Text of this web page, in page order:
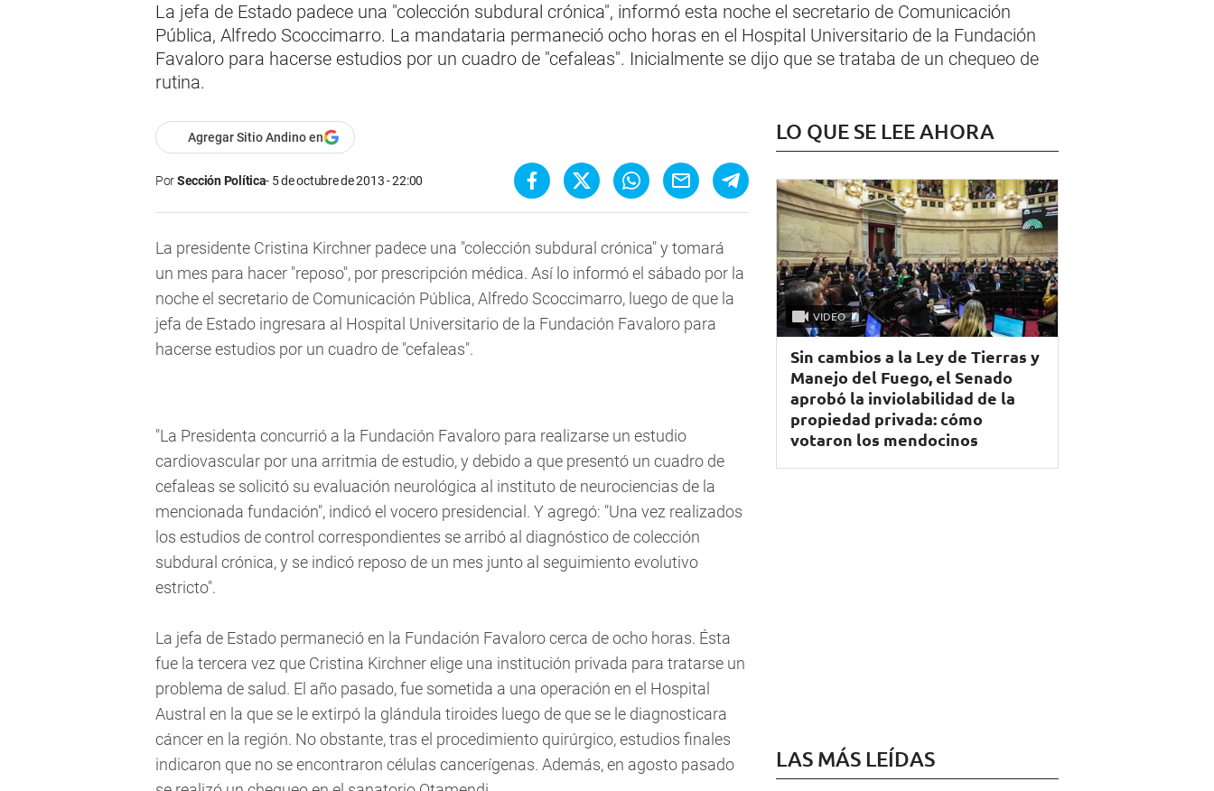
La jefa de Estado padece una "colección subdural crónica", informó esta noche el secretario de Comunicación
Pública, Alfredo Scoccimarro. La mandataria permaneció ocho horas en el Hospital Universitario de la Fundación
Favaloro para hacerse estudios por un cuadro de "cefaleas". Inicialmente se dijo que se trataba de un chequeo de
rutina.
Agregar Sitio Andino en
PorSección Política 5 de octubre de 2013 - 22:00
La presidente Cristina Kirchner padece una "colección subdural crónica" y tomará
un mes para hacer "reposo", por prescripción médica. Así lo informó el sábado por la
noche el secretario de Comunicación Pública, Alfredo Scoccimarro, luego de que la
jefa de Estado ingresara al Hospital Universitario de la Fundación Favaloro para
hacerse estudios por un cuadro de "cefaleas".
"La Presidenta concurrió a la Fundación Favaloro para realizarse un estudio
cardiovascular por una arritmia de estudio, y debido a que presentó un cuadro de
cefaleas se solicitó su evaluación neurológica al instituto de neurociencias de la
mencionada fundación", indicó el vocero presidencial. Y agregó: "Una vez realizados
los estudios de control correspondientes se arribó al diagnóstico de colección
subdural crónica, y se indicó reposo de un mes junto al seguimiento evolutivo
estricto".
La jefa de Estado permaneció en la Fundación Favaloro cerca de ocho horas. Ésta
fue la tercera vez que Cristina Kirchner elige una institución privada para tratarse un
problema de salud. El año pasado, fue sometida a una operación en el Hospital
Austral en la que se le extirpó la glándula tiroides luego de que se le diagnosticara
cáncer en la región. No obstante, tras el procedimiento quirúrgico, estudios finales
indicaron que no se encontraron células cancerígenas. Además, en agosto pasado
LO QUE SE LEE AHORA
VIDEO
Sin cambios a la Ley de Tierras y
Manejo del Fuego, el Senado
aprobó la inviolabilidad de la
propiedad privada: cómo
votaron los mendocinos
LAS MÁS LEÍDAS